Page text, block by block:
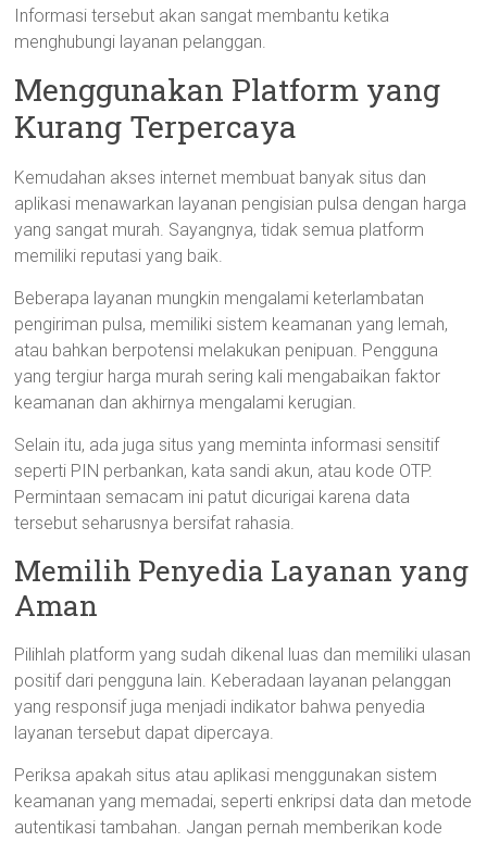
Informasi tersebut akan sangat membantu ketika
menghubungi layanan pelanggan.
Menggunakan Platform yang
Kurang Terpercaya
Kemudahan akses internet membuat banyak situs dan
aplikasi menawarkan layanan pengisian pulsa dengan harga
yang sangat murah. Sayangnya, tidak semua platform
memiliki reputasi yang baik.
Beberapa layanan mungkin mengalami keterlambatan
pengiriman pulsa, memiliki sistem keamanan yang lemah,
atau bahkan berpotensi melakukan penipuan. Pengguna
yang tergiur harga murah sering kali mengabaikan faktor
keamanan dan akhirnya mengalami kerugian.
Selain itu, ada juga situs yang meminta informasi sensitif
seperti PIN perbankan, kata sandi akun, atau kode OTP.
Permintaan semacam ini patut dicurigai karena data
tersebut seharusnya bersifat rahasia.
Memilih Penyedia Layanan yang
Aman
Pilihlah platform yang sudah dikenal luas dan memiliki ulasan
positif dari pengguna lain. Keberadaan layanan pelanggan
yang responsif juga menjadi indikator bahwa penyedia
layanan tersebut dapat dipercaya.
Periksa apakah situs atau aplikasi menggunakan sistem
keamanan yang memadai, seperti enkripsi data dan metode
autentikasi tambahan. Jangan pernah memberikan kode